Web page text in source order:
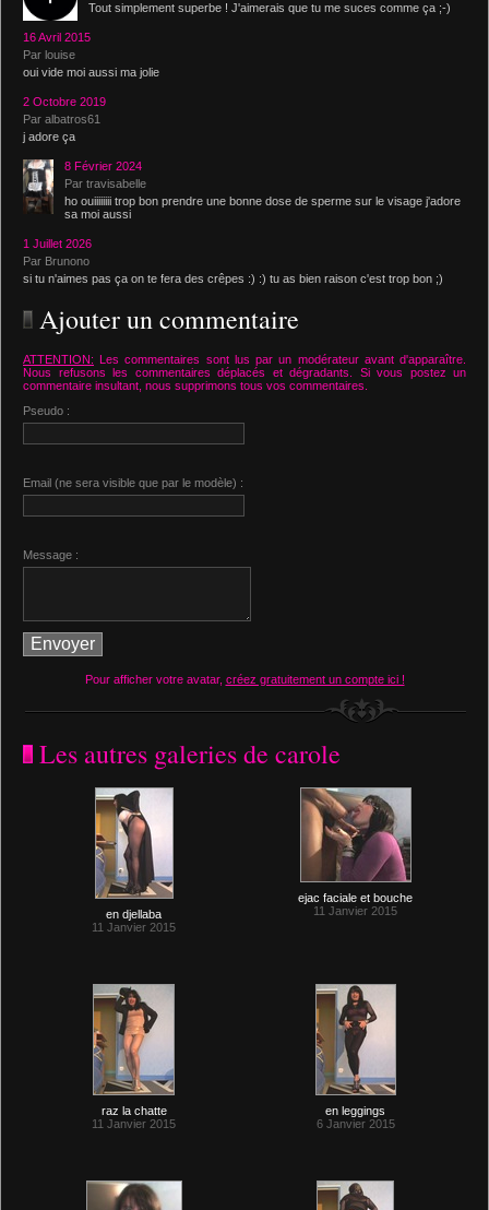
Tout simplement superbe ! J'aimerais que tu me suces comme ça ;-)
16 Avril 2015
Par louise
oui vide moi aussi ma jolie
2 Octobre 2019
Par albatros61
j adore ça
8 Février 2024
Par travisabelle
ho ouiiiiiiii trop bon prendre une bonne dose de sperme sur le visage j'adore
sa moi aussi
1 Juillet 2026
Par Brunono
si tu n'aimes pas ça on te fera des crêpes :) :) tu as bien raison c'est trop bon ;)
Ajouter un commentaire
ATTENTION: Les commentaires sont lus par un modérateur avant d'apparaître.
Nous refusons les commentaires déplacés et dégradants. Si vous postez un
commentaire insultant, nous supprimons tous vos commentaires.
Pseudo :
Email (ne sera visible que par le modèle) :
Message :
Pour afficher votre avatar, créez gratuitement un compte ici !
Les autres galeries de carole
en djellaba
11 Janvier 2015
ejac faciale et bouche
11 Janvier 2015
raz la chatte
11 Janvier 2015
en leggings
6 Janvier 2015